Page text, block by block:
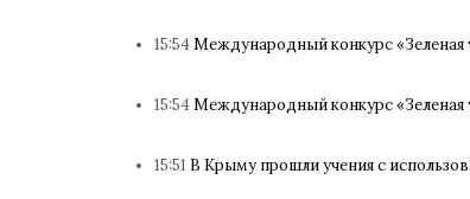
15:54Международный конкурс «Зеленая
15:54Международный конкурс «Зеленая
15:51 В Крыму прошли учения с